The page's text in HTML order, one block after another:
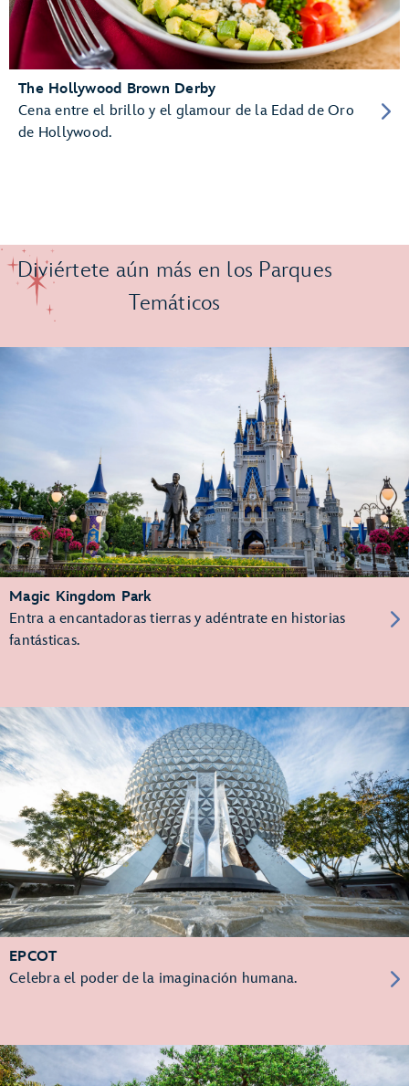
The Hollywood Brown Derby
Cena entre el brillo y el glamour de la Edad de Oro
de Hollywood.
Diviértete aún más en los Parques
Temáticos
Magic Kingdom Park
Entra a encantadoras tierras y adéntrate en historias
fantásticas.
EPCOT
Celebra el poder de la imaginación humana.